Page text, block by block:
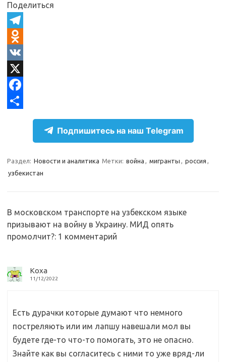
Поделиться
T
e
e
g
O
d
n
o
s
i
k
V
KX
F
b
k
р
и
т
Подпишитесь на наш Telegram
Раздел: Новости и аналитика Метки: война , мигранты , россия ,
узбекистан
В московском транспорте на узбекском языке
призывают на войну в Украину. МИД опять
промолчит?: 1 комментарий
Коха
11/12/2022
Есть дурачки которые думают что немного
постреляють или им лапшу навешали мол вы
будете где-то что-то помогать, это не опасно.
Знайте как вы согласитесь с ними то уже вряд-ли